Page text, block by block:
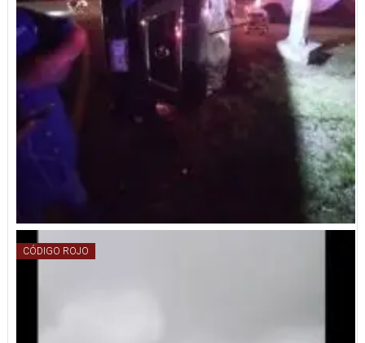
CÓDIGO ROJO